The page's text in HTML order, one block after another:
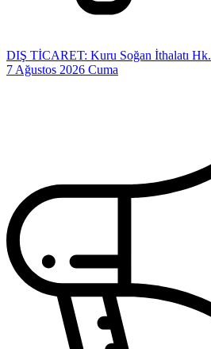
DIŞ TİCARET: Kuru Soğan İthalatı Hk.
7 Ağustos 2026 Cuma